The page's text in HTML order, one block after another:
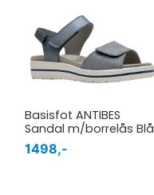
Basisfot ANTIBES
Sandal m/borrelås Blå
1498,-